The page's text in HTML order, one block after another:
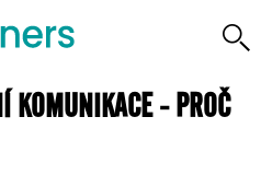
KOMUNIKACE - PROČ